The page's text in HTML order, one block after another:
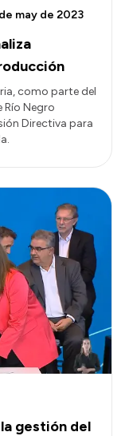
may de 2023
como parte del
Río Negro
Directiva para
gestión del